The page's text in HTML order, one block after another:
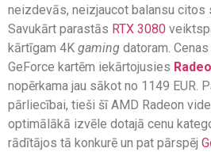
neizdevās, neizjaucot balansu
Savukārt parastās RTX 3080
kārtīgam 4K gaming datoram.
GeForce kartēm iekārtojusies
nopērkama jau sākot no 1149 EUR.
pārliecībai, tieši šī AMD Radeon
optimālākā izvēle dotajā cenu
rādītājos tā konkurē un pat pārspēj